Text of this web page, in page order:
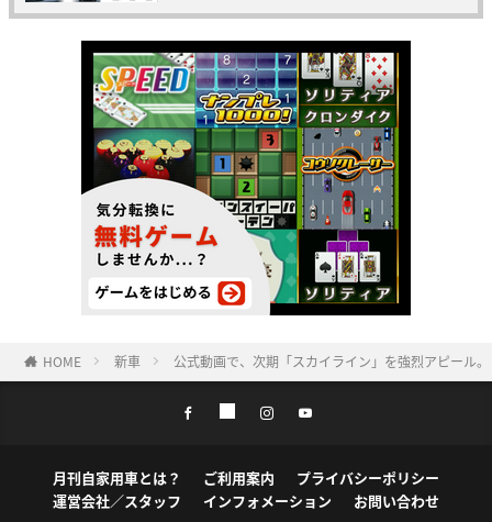
HOME 新車 公式動画で、次期「スカイライン」を強烈アピール
月刊自家用車とは？ ご利用案内
プライバシーポリシー
運営会社／スタッフ
インフォメーション お問い合わせ